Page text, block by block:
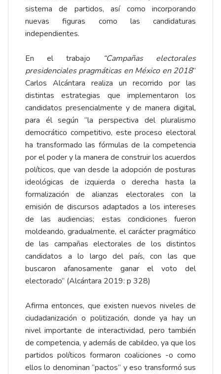
sistema de partidos, así como incorporando
nuevas figuras como las candidaturas
independientes.
En el trabajo “Campañas electorales
presidenciales pragmáticas en México en 2018”
Carlos Alcántara realiza un recorrido por las
distintas estrategias que implementaron los
candidatos presencialmente y de manera digital,
para él según “la perspectiva del pluralismo
democrático competitivo, este proceso electoral
ha transformado las fórmulas de la competencia
por el poder y la manera de construir los acuerdos
políticos, que van desde la adopción de posturas
ideológicas de izquierda o derecha hasta la
formalización de alianzas electorales con la
emisión de discursos adaptados a los intereses
de las audiencias; estas condiciones fueron
moldeando, gradualmente, el carácter pragmático
de las campañas electorales de los distintos
candidatos a lo largo del país, con las que
buscaron afanosamente ganar el voto del
electorado” (Alcántara 2019: p 328)
Afirma entonces, que existen nuevos niveles de
ciudadanización o politización, donde ya hay un
nivel importante de interactividad, pero también
de competencia, y además de cabildeo, ya que los
partidos políticos formaron coaliciones -o como
ellos lo denominan “pactos” y eso transformó sus